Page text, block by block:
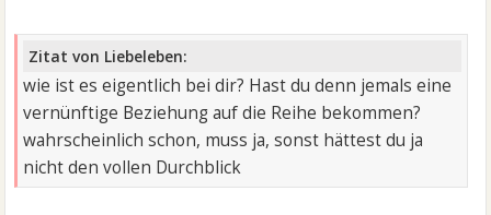
Zitat von Liebeleben:
wie ist es eigentlich bei dir? Hast du denn jemals eine
vernünftige Beziehung auf die Reihe bekommen?
wahrscheinlich schon, muss ja, sonst hättest du ja
nicht den vollen Durchblick